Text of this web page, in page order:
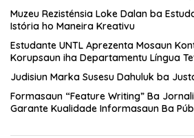
Muzeu Rezisténsia Loke Dalan ba
Istória ho Maneira Kreativu
Estudante UNTL Aprezenta Mosaun
Korupsaun iha Departamentu Língua
Judisiun Marka Susesu Dahuluk ba
Formasaun “Feature Writing” Ba
Garante Kualidade Informasaun Ba